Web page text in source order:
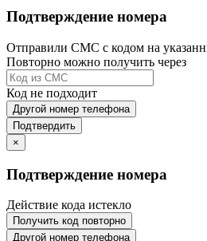
Подтверждение номера
Отправили СМС с кодом на
Повторно можно получить через
Код не подходит
Другой номер телефона
Подтвердить
×
Подтверждение номера
Действие кода истекло
Получить код повторно
Другой номер телефона